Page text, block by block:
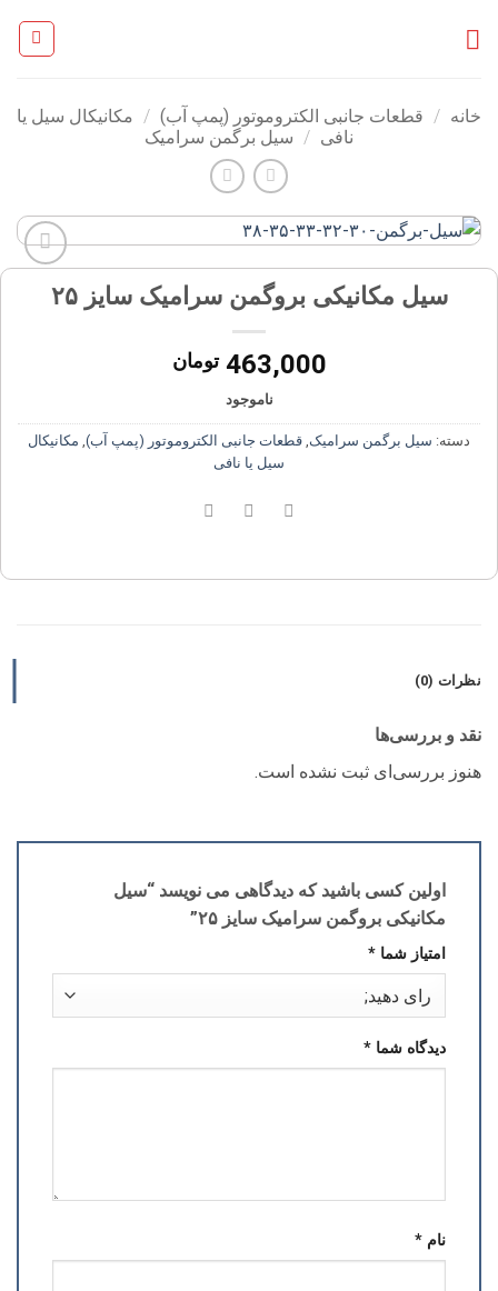
خانه / قطعات جانبی الکتروموتور (پمپ آب) / مکانیکال سیل یا
نافی / سیل برگمن سرامیک
افزودن
به
سیل مکانیکی بروگمن سرامیک سایز ۲۵
463,000 تومان
ناموجود
دسته: سیل برگمن سرامیک قطعات جانبی الکتروموتور (پمپ آب) مکانیکال
سیل یا نافی
نظرات (0)
نقد و بررسی‌ها
هنوز بررسی‌ای ثبت نشده است.
اولین کسی باشید که دیدگاهی می نویسد “سیل
مکانیکی بروگمن سرامیک سایز ۲۵”
امتیاز شما *
دیدگاه شما *
نام *